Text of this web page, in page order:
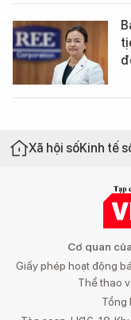
Xã hội sốKinh tế
Cơ quan
Giấy phép hoạt động
Thể thao
Tổng